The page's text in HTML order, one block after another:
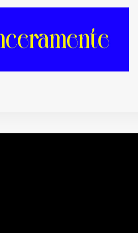
no está en su momento,
esa película que dirigió y de
toda diva tiene derecho al
tan efectivamente como